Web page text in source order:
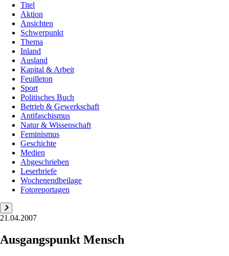
Titel
Aktion
Ansichten
Schwerpunkt
Thema
Inland
Ausland
Kapital & Arbeit
Feuilleton
Sport
Politisches Buch
Betrieb & Gewerkschaft
Antifaschismus
Natur & Wissenschaft
Feminismus
Geschichte
Medien
Abgeschrieben
Leserbriefe
Wochenendbeilage
Fotoreportagen
21.04.2007
Ausgangspunkt Mensch